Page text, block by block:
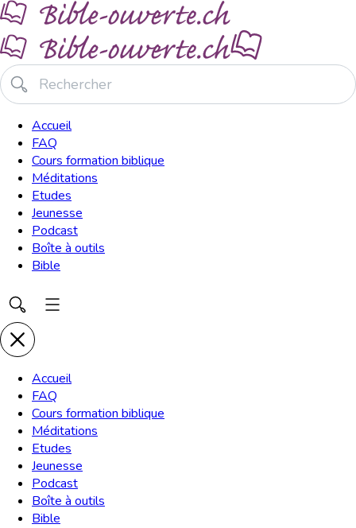
Accueil
FAQ
Cours formation biblique
Méditations
Etudes
Jeunesse
Podcast
Boîte à outils
Bible
Accueil
FAQ
Cours formation biblique
Méditations
Etudes
Jeunesse
Podcast
Boîte à outils
Bible